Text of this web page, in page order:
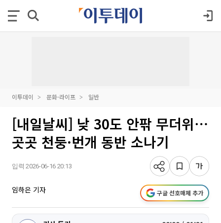
이투데이 문화·라이프 일반
[내일날씨] 낮 30도 안팎 무더위⋯
곳곳 천둥·번개 동반 소나기
입력 2026-06-16 20:13
임하은 기자 구글 선호매체 추가